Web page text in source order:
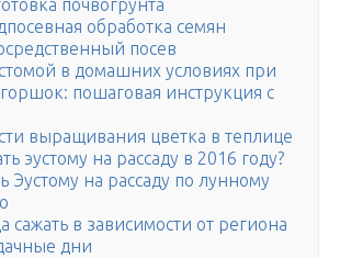
почвогрунта
обработка семян
посев
в домашних условиях при
пошаговая инструкция с
выращивания цветка в теплице
эустому на рассаду в 2016 году?
Эустому на рассаду по лунному
сажать в зависимости от региона
дни